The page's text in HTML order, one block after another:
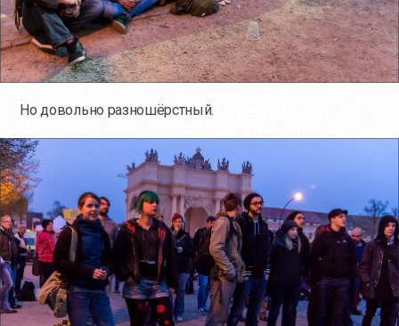
Но довольно разношёрстный.